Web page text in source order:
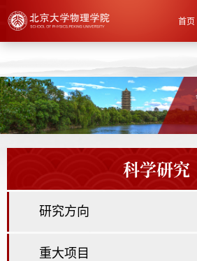
快速导航 首页
科学研究
研究方向
重大项目